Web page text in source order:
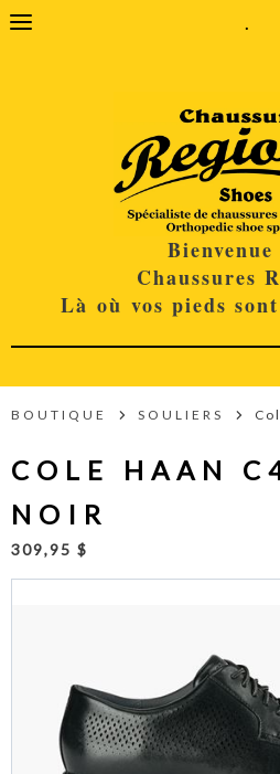
.
Bienvenue
Chaussures
Là où vos pieds
BOUTIQUE SOULIERS
COLE HAAN
NOIR
309,95 $